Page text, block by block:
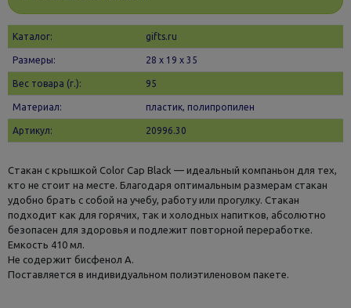
Каталог: gifts.ru
Размеры: 28 х 19 x 35
Вес товара (г.): 95
Материал: пластик, полипропилен
Артикул: 20996.30
Стакан с крышкой Color Cap Black — идеальный компаньон для тех,
кто не стоит на месте. Благодаря оптимальным размерам стакан
удобно брать с собой на учебу, работу или прогулку. Стакан
подходит как для горячих, так и холодных напитков, абсолютно
безопасен для здоровья и подлежит повторной переработке.
Емкость 410 мл.
Не содержит бисфенол А.
Поставляется в индивидуальном полиэтиленовом пакете.